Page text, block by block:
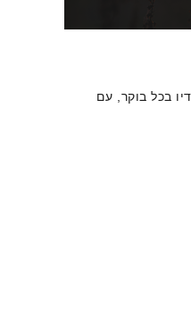
בכל בוקר, עם